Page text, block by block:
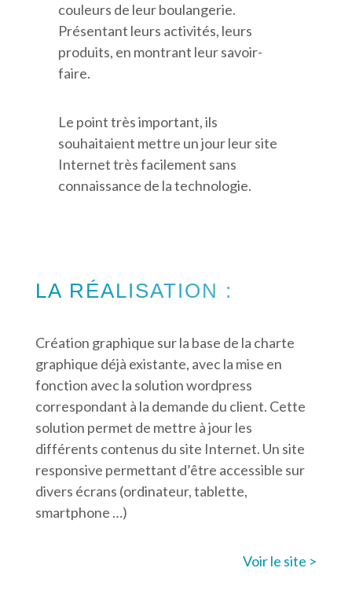
couleurs de leur boulangerie.
Présentant leurs activités, leurs
produits, en montrant leur savoir-
faire.
Le point très important, ils
souhaitaient mettre un jour leur site
Internet très facilement sans
connaissance de la technologie.
LA RÉALISATION :
Création graphique sur la base de la charte
graphique déjà existante, avec la mise en
fonction avec la solution wordpress
correspondant à la demande du client. Cette
solution permet de mettre à jour les
différents contenus du site Internet. Un site
responsive permettant d’être accessible sur
divers écrans (ordinateur, tablette,
smartphone …)
Voir le site >